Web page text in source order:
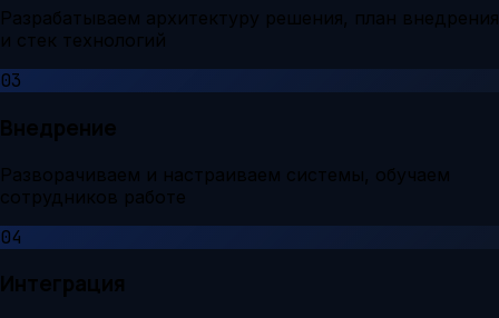
Разрабатываем архитектуру решения, план внедрения
и стек технологий
03
Внедрение
Разворачиваем и настраиваем системы, обучаем
сотрудников работе
04
Интеграция